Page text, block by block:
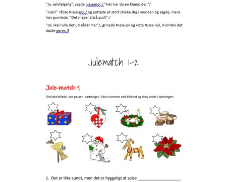
Julematch 1-2